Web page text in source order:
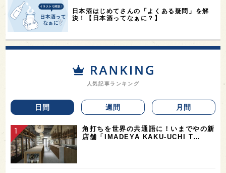
日本酒はじめてさんの「よくある疑問」を解
決！【日本酒ってなぁに？】
人気記事ランキング
日間 週間 月間
角打ちを世界の共通語に！いまでやの新
店舗「IMADEYA KAKU-UCHI T…